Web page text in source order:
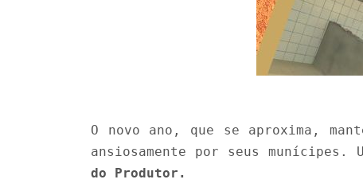
O novo ano, que se aproxima,
ansiosamente por seus munícipes.
do Produtor.